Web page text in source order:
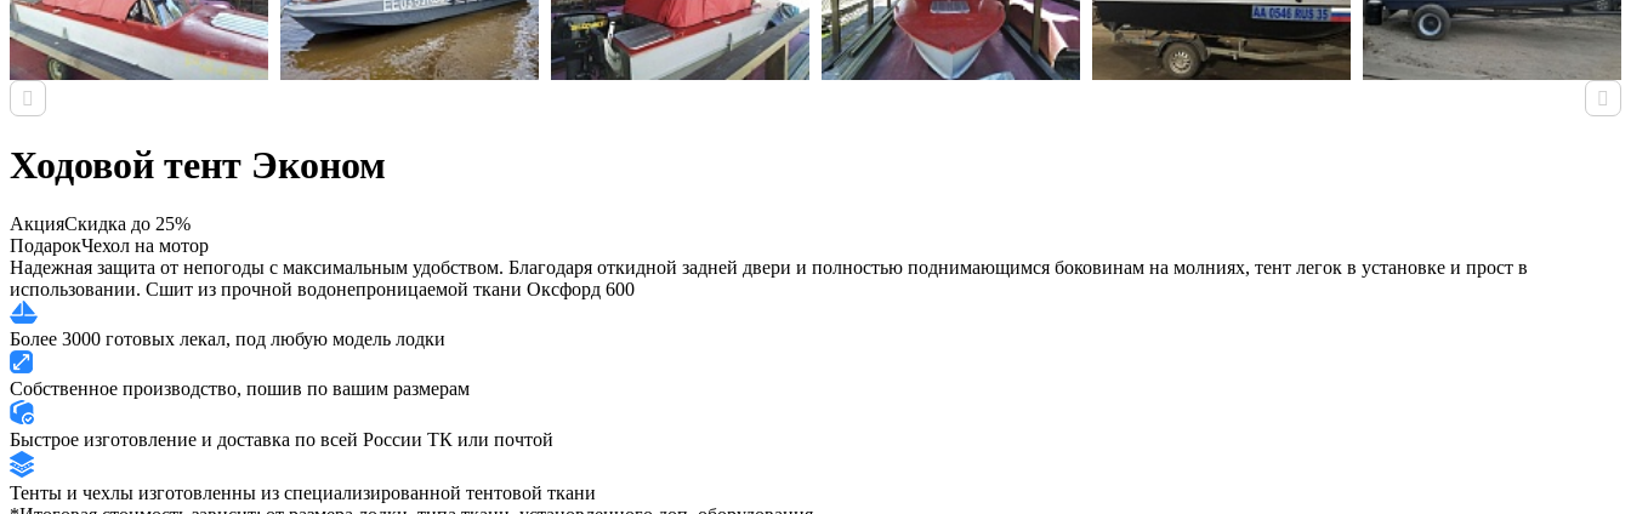
Ходовой тент Эконом
АкцияСкидка до 25%
ПодарокЧехол на мотор
Надежная защита от непогоды с максимальным удобством. Благодаря откидной задней двери и полностью поднимающимся боковинам на молниях, тент легок в установке и прост в
использовании. Сшит из прочной водонепроницаемой ткани Оксфорд 600
Более 3000 готовых лекал, под любую модель лодки
Собственное производство, пошив по вашим размерам
Быстрое изготовление и доставка по всей России ТК или почтой
Тенты и чехлы изготовленны из специализированной тентовой ткани